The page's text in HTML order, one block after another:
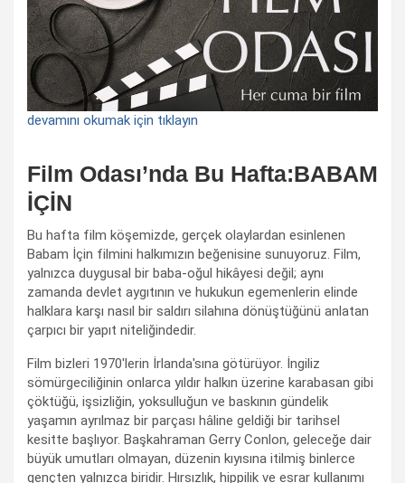
devamını okumak için tıklayın
Film Odası’nda Bu Hafta:BABAM
İÇİN
Bu hafta film köşemizde, gerçek olaylardan esinlenen
Babam İçin filmini halkımızın beğenisine sunuyoruz. Film,
yalnızca duygusal bir baba-oğul hikâyesi değil; aynı
zamanda devlet aygıtının ve hukukun egemenlerin elinde
halklara karşı nasıl bir saldırı silahına dönüştüğünü anlatan
çarpıcı bir yapıt niteliğindedir.
Film bizleri 1970'lerin İrlanda'sına götürüyor. İngiliz
sömürgeciliğinin onlarca yıldır halkın üzerine karabasan gibi
çöktüğü, işsizliğin, yoksulluğun ve baskının gündelik
yaşamın ayrılmaz bir parçası hâline geldiği bir tarihsel
kesitte başlıyor. Başkahraman Gerry Conlon, geleceğe dair
büyük umutları olmayan, düzenin kıyısına itilmiş binlerce
gençten yalnızca biridir. Hırsızlık, hippilik ve esrar kullanımı